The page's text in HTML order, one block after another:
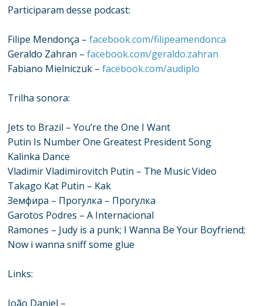
Participaram desse podcast:
Filipe Mendonça –facebook.com/filipeamendonca
Geraldo Zahran –facebook.com/geraldo.zahran
Fabiano Mielniczuk –facebook.com/audiplo
Trilha sonora:
Jets to Brazil – You’re the One I Want
Putin Is Number One Greatest President Song
Kalinka Dance
Vladimir Vladimirovitch Putin – The Music Video
Takago Kat Putin – Kak
Земфира – Прогулка – Прогулка
Garotos Podres – A Internacional
Ramones – Judy is a punk; I Wanna Be Your Boyfriend;
Now i wanna sniff some glue
Links:
João Daniel –